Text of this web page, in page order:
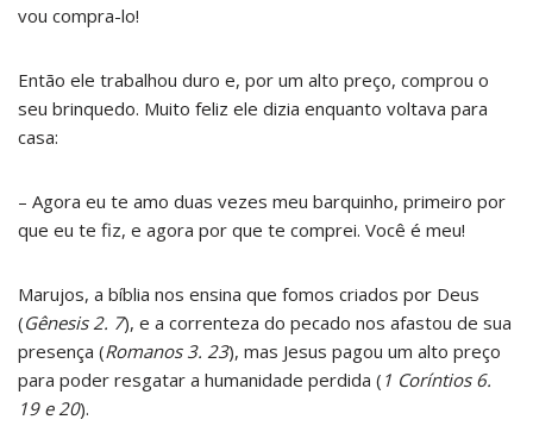
vou compra-lo!
Então ele trabalhou duro e, por um alto preço, comprou o
seu brinquedo. Muito feliz ele dizia enquanto voltava para
casa:
– Agora eu te amo duas vezes meu barquinho, primeiro por
que eu te fiz, e agora por que te comprei. Você é meu!
Marujos, a bíblia nos ensina que fomos criados por Deus
(Gênesis 2. 7), e a correnteza do pecado nos afastou de sua
presença (Romanos 3. 23), mas Jesus pagou um alto preço
para poder resgatar a humanidade perdida ( 1 Coríntios 6.
19 e 20).